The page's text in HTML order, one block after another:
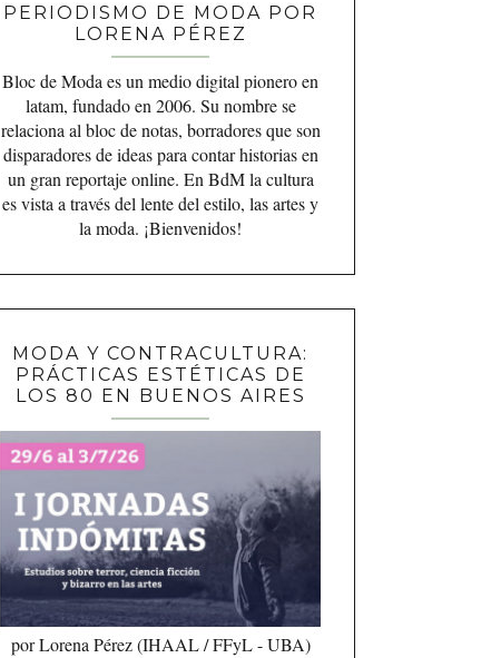
PERIODISMO DE MODA POR
LORENA PÉREZ
Bloc de Moda es un medio digital pionero en
latam, fundado en 2006. Su nombre se
relaciona al bloc de notas, borradores que son
disparadores de ideas para contar historias en
un gran reportaje online. En BdM la cultura
es vista a través del lente del estilo, las artes y
la moda. ¡Bienvenidos!
MODA Y CONTRACULTURA:
PRÁCTICAS ESTÉTICAS DE
LOS 80 EN BUENOS AIRES
por Lorena Pérez (IHAAL / FFyL - UBA)